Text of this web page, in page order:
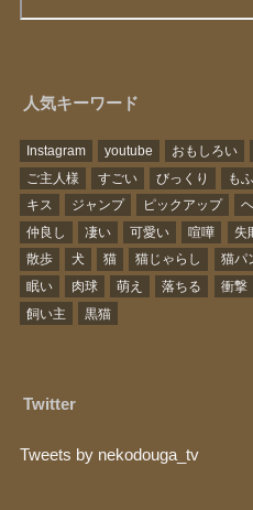
人気キーワード
Instagram youtube おもしろい
ご主人様
すごい びっくり も
キス
ジャンプ ピックアップ
仲良し
凄い 可愛い 喧嘩 失
散歩
犬 猫 猫じゃらし 猫パ
眠い
肉球 萌え 落ちる 衝撃
飼い主
黒猫
Twitter
Tweets by nekodouga_tv